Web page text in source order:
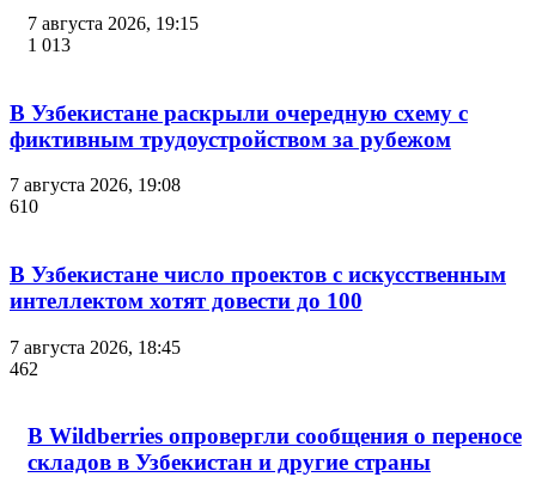
7 августа 2026, 19:15
1 013
В Узбекистане раскрыли очередную схему с
фиктивным трудоустройством за рубежом
7 августа 2026, 19:08
610
В Узбекистане число проектов с искусственным
интеллектом хотят довести до 100
7 августа 2026, 18:45
462
В Wildberries опровергли сообщения о переносе
складов в Узбекистан и другие страны